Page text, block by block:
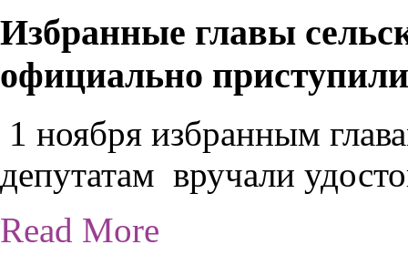
Избранные главы
официально
1 ноября избранным
депутатам вручали
Read More